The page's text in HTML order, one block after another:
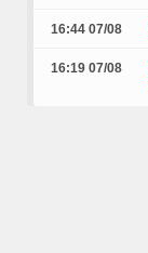
16:44 07/08
16:19 07/08